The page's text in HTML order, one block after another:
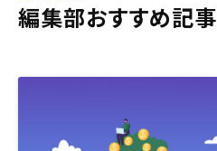
編集部おすすめ記事